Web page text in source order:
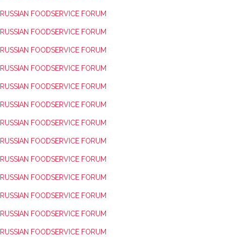
RUSSIAN FOODSERVICE FORUM
RUSSIAN FOODSERVICE FORUM
RUSSIAN FOODSERVICE FORUM
RUSSIAN FOODSERVICE FORUM
RUSSIAN FOODSERVICE FORUM
RUSSIAN FOODSERVICE FORUM
RUSSIAN FOODSERVICE FORUM
RUSSIAN FOODSERVICE FORUM
RUSSIAN FOODSERVICE FORUM
RUSSIAN FOODSERVICE FORUM
RUSSIAN FOODSERVICE FORUM
RUSSIAN FOODSERVICE FORUM
RUSSIAN FOODSERVICE FORUM